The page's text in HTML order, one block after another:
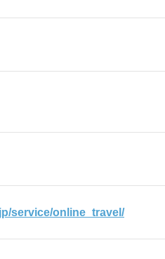
service/online_travel/